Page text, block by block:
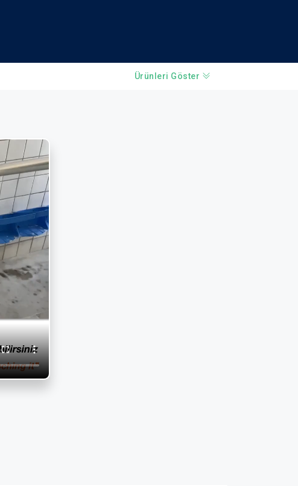
Ürünleri Göster